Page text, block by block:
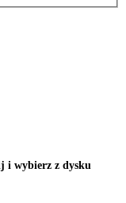
wybierz z dysku